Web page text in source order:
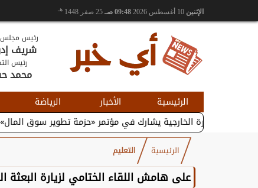
الإثنين 09:48 صـ 25 صفر 1448 هـ
رئيس مجلس
شريف
رئيس
محمد
الرئيسية الأخبار الرياضة
الخارجية يشارك في مؤتمر «حزمة تطوير سوق المال» لتعزيز...
الرئيسية التعليم
على هامش اللقاء الختامي لزيارة البعثة